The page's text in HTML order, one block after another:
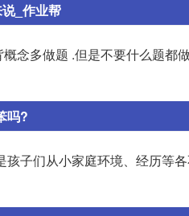
_作业帮
念多做题 .但是不要什么题都
吗?
子们从小家庭环境、经历等